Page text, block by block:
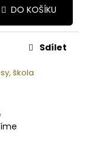
DO KOŠÍKU
škola
Sdílet